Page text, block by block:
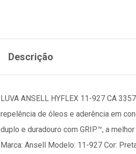
Descrição
LUVA ANSELL HYFLEX 11-927 CA
repelência de óleos e aderência em
duplo e duradouro com GRIP™, a
Marca: Ansell Modelo: 11-927 Cor: